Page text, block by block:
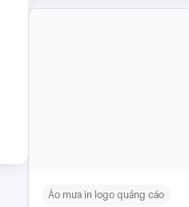
Áo mưa in logo quảng cáo